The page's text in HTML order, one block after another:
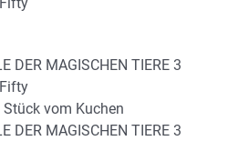
DER MAGISCHEN TIERE 3
Stück vom Kuchen
DER MAGISCHEN TIERE 3